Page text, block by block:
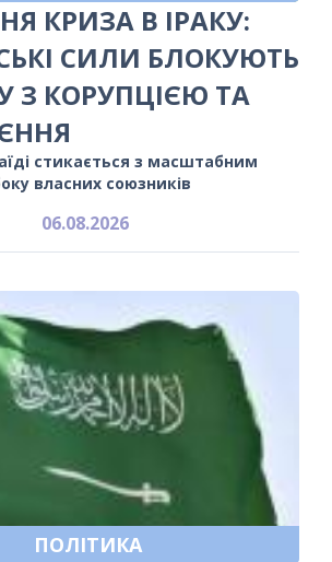
КРИЗА В ІРАКУ:
СИЛИ БЛОКУЮТЬ
З КОРУПЦІЄЮ ТА
стикається з масштабним
власних союзників
06.08.2026
ПОЛІТИКА